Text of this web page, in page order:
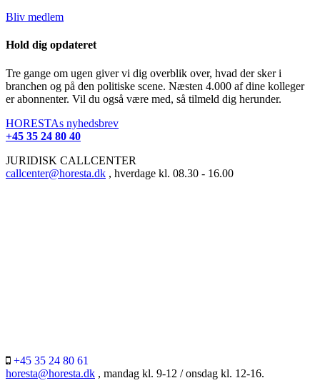
Bliv medlem
Hold dig opdateret
Tre gange om ugen giver vi dig overblik over, hvad der sker i
branchen og på den politiske scene. Næsten 4.000 af dine kolleger
er abonnenter. Vil du også være med, så tilmeld dig herunder.
HORESTAs nyhedsbrev
+45 35 24 80 40
JURIDISK CALLCENTER
callcenter@horesta.dk , hverdage kl. 08.30 - 16.00
+45 35 24 80 61
horesta@horesta.dk , mandag kl. 9-12 / onsdag kl. 12-16.